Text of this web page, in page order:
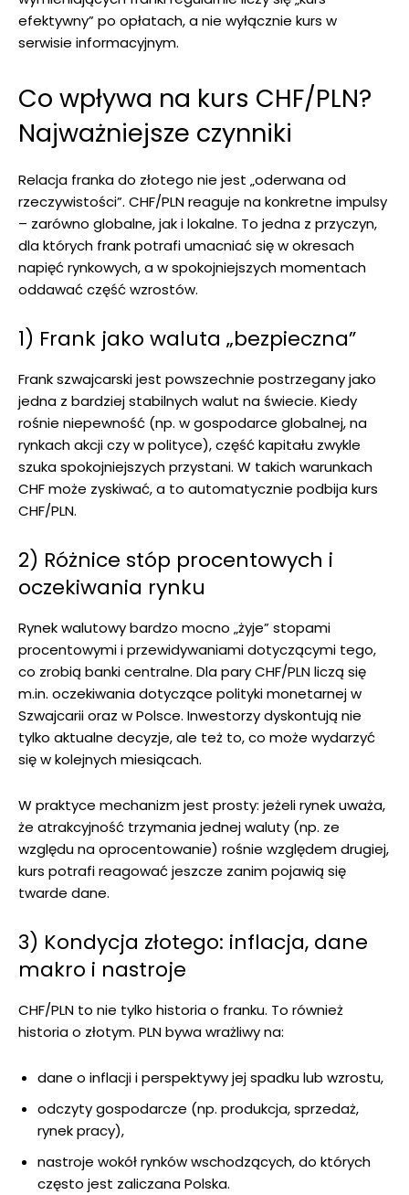
efektywny” po opłatach, a nie wyłącznie kurs w
serwisie informacyjnym.
Co wpływa na kurs CHF/PLN?
Najważniejsze czynniki
Relacja franka do złotego nie jest „oderwana od
rzeczywistości”. CHF/PLN reaguje na konkretne impulsy
– zarówno globalne, jak i lokalne. To jedna z przyczyn,
dla których frank potrafi umacniać się w okresach
napięć rynkowych, a w spokojniejszych momentach
oddawać część wzrostów.
1) Frank jako waluta „bezpieczna”
Frank szwajcarski jest powszechnie postrzegany jako
jedna z bardziej stabilnych walut na świecie. Kiedy
rośnie niepewność (np. w gospodarce globalnej, na
rynkach akcji czy w polityce), część kapitału zwykle
szuka spokojniejszych przystani. W takich warunkach
CHF może zyskiwać, a to automatycznie podbija kurs
CHF/PLN.
2) Różnice stóp procentowych i
oczekiwania rynku
Rynek walutowy bardzo mocno „żyje” stopami
procentowymi i przewidywaniami dotyczącymi tego,
co zrobią banki centralne. Dla pary CHF/PLN liczą się
m.in. oczekiwania dotyczące polityki monetarnej w
Szwajcarii oraz w Polsce. Inwestorzy dyskontują nie
tylko aktualne decyzje, ale też to, co może wydarzyć
się w kolejnych miesiącach.
W praktyce mechanizm jest prosty: jeżeli rynek uważa,
że atrakcyjność trzymania jednej waluty (np. ze
względu na oprocentowanie) rośnie względem drugiej,
kurs potrafi reagować jeszcze zanim pojawią się
twarde dane.
3) Kondycja złotego: inflacja, dane
makro i nastroje
CHF/PLN to nie tylko historia o franku. To również
historia o złotym. PLN bywa wrażliwy na:
dane o inflacji i perspektywy jej spadku lub wzrostu,
odczyty gospodarcze (np. produkcja, sprzedaż,
rynek pracy),
nastroje wokół rynków wschodzących, do których
często jest zaliczana Polska.